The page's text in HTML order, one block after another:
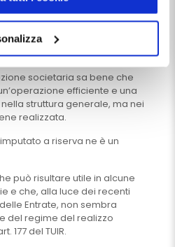
tramite apposita X in alto a
sostanza economica
societaria sa bene che
efficiente e una
struttura generale, ma nei
realizzata.
a riserva ne è un
può risultare utile in alcune
e che, alla luce dei recenti
Entrate, non sembra
del regime del realizzo
177 del TUIR.